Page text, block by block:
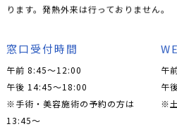
ります。発熱外来は行っておりません。
窓口受付時間
午前 8:45～12:00
午後 14:45～18:00
※手術・美容施術の予約の方は
13:45〜
午
午
※